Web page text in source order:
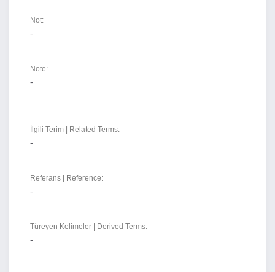
Not:
-
Note:
-
İlgili Terim | Related Terms:
-
Referans | Reference:
-
Türeyen Kelimeler | Derived Terms:
-